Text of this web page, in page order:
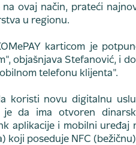
na ovaj način, prateći
u regionu.
karticom je
objašnjava Stefanović, i
telefonu klijenta".
koristi novu digitalnu
je da ima otvoren
aplikacije i mobilni uređaj
koji poseduje NFC